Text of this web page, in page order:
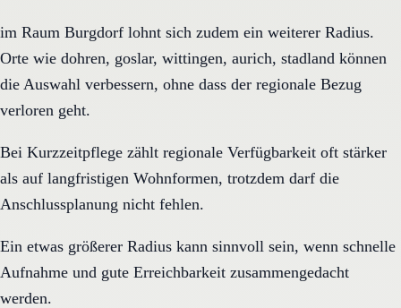
im Raum Burgdorf lohnt sich zudem ein weiterer Radius.
Orte wie dohren, goslar, wittingen, aurich, stadland können
die Auswahl verbessern, ohne dass der regionale Bezug
verloren geht.
Bei Kurzzeitpflege zählt regionale Verfügbarkeit oft stärker
als auf langfristigen Wohnformen, trotzdem darf die
Anschlussplanung nicht fehlen.
Ein etwas größerer Radius kann sinnvoll sein, wenn schnelle
Aufnahme und gute Erreichbarkeit zusammengedacht
werden.